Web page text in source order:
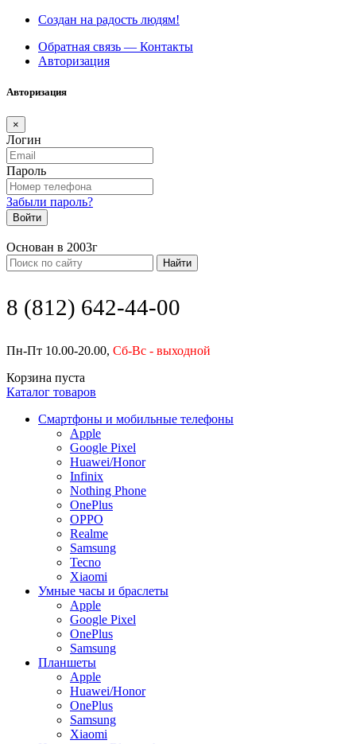
Создан на радость людям!
Обратная связь — Контакты
Авторизация
Авторизация
×
Логин
Пароль
Забыли пароль?
Войти
Основан в 2003г
Найти
8 (812) 642-44-00
Пн-Пт 10.00-20.00, Сб-Вс - выходной
Корзина пуста
Каталог товаров
Смартфоны и мобильные телефоны
Apple
Google Pixel
Huawei/Honor
Infinix
Nothing Phone
OnePlus
OPPO
Realme
Samsung
Tecno
Xiaomi
Умные часы и браслеты
Apple
Google Pixel
OnePlus
Samsung
Планшеты
Apple
Huawei/Honor
OnePlus
Samsung
Xiaomi